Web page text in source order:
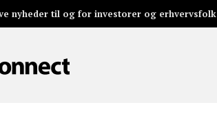
nyheder til og for investorer og erhvervsfolk